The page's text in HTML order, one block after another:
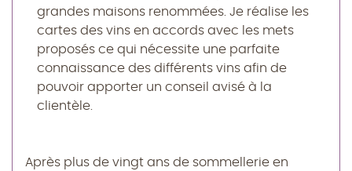
grandes maisons renommées. Je réalise les
cartes des vins en accords avec les mets
proposés ce qui nécessite une parfaite
connaissance des différents vins afin de
pouvoir apporter un conseil avisé à la
clientèle.
Après plus de vingt ans de sommellerie en